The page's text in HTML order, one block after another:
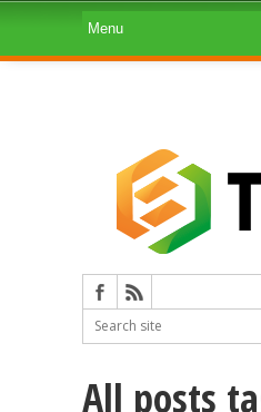
All posts